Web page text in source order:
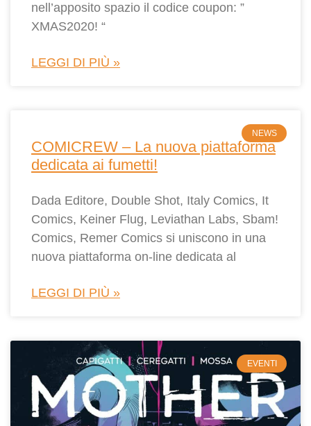
nell’apposito spazio il codice coupon: ”
XMAS2020! “
LEGGI DI PIÙ »
NEWS
COMICREW – La nuova piattaforma
dedicata ai fumetti!
Dada Editore, Double Shot, Italy Comics, It
Comics, Keiner Flug, Leviathan Labs, Sbam!
Comics, Remer Comics si uniscono in una
nuova piattaforma on-line dedicata al
LEGGI DI PIÙ »
EVENTI